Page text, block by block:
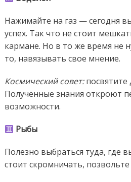
Нажимайте на газ — сегодня
успех. Так что не стоит
кармане. Но в то же время не
то, навязывать свое мнение.
Космический совет:посвятите
Полученные знания откроют
возможности.
Рыбы
Полезно выбраться туда, где
стоит скромничать,